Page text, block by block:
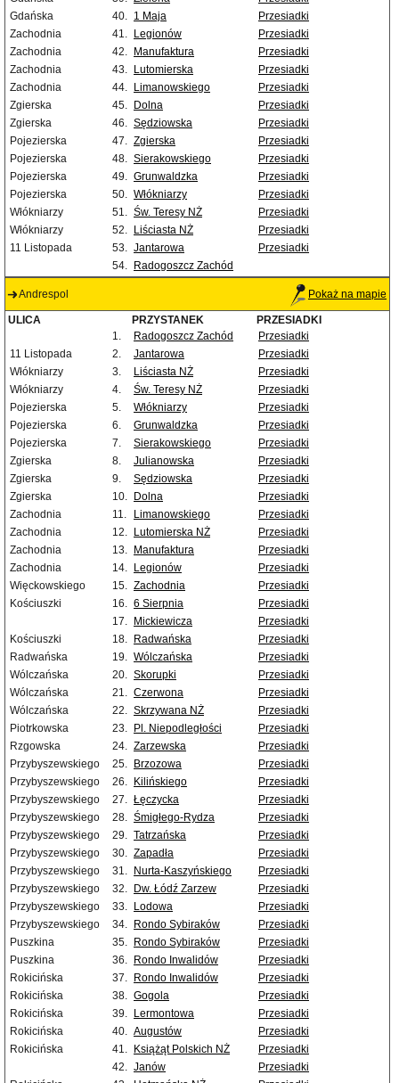
Gdańska
40. 1 Maja
Przesiadki
Zachodnia
41. Legionów
Przesiadki
Zachodnia
42. Manufaktura
Przesiadki
Zachodnia
43. Lutomierska
Przesiadki
Zachodnia
44. Limanowskiego
Przesiadki
Zgierska
45. Dolna
Przesiadki
Zgierska
46. Sędziowska
Przesiadki
Pojezierska
47. Zgierska
Przesiadki
Pojezierska
48. Sierakowskiego
Przesiadki
Pojezierska
49. Grunwaldzka
Przesiadki
Pojezierska
50. Włókniarzy
Przesiadki
Włókniarzy
51. Św. Teresy NŻ
Przesiadki
Włókniarzy
52. Liściasta NŻ
Przesiadki
11 Listopada
53. Jantarowa
Przesiadki
54.
Radogoszcz Zachód
Andrespol Pokaż na mapie
ULICA PRZYSTANEK
PRZESIADKI
1.
Radogoszcz Zachód
Przesiadki
11 Listopada
2. Jantarowa
Przesiadki
Włókniarzy
3. Liściasta NŻ
Przesiadki
Włókniarzy
4. Św. Teresy NŻ
Przesiadki
Pojezierska
5. Włókniarzy
Przesiadki
Pojezierska
6. Grunwaldzka
Przesiadki
Pojezierska
7. Sierakowskiego
Przesiadki
Zgierska
8. Julianowska
Przesiadki
Zgierska
9. Sędziowska
Przesiadki
Zgierska
10. Dolna
Przesiadki
Zachodnia
11. Limanowskiego
Przesiadki
Zachodnia
12. Lutomierska NŻ
Przesiadki
Zachodnia
13. Manufaktura
Przesiadki
Zachodnia
14. Legionów
Przesiadki
Więckowskiego
15. Zachodnia
Przesiadki
Kościuszki
16. 6 Sierpnia
Przesiadki
17.
Mickiewicza
Przesiadki
Kościuszki
18. Radwańska
Przesiadki
Radwańska
19. Wólczańska
Przesiadki
Wólczańska
20. Skorupki
Przesiadki
Wólczańska
21. Czerwona
Przesiadki
Wólczańska
22. Skrzywana NŻ
Przesiadki
Piotrkowska
23. Pl. Niepodległości
Przesiadki
Rzgowska
24. Zarzewska
Przesiadki
Przybyszewskiego
25. Brzozowa
Przesiadki
Przybyszewskiego
26. Kilińskiego
Przesiadki
Przybyszewskiego
27. Łęczycka
Przesiadki
Przybyszewskiego
28. Śmigłego-Rydza
Przesiadki
Przybyszewskiego
29. Tatrzańska
Przesiadki
Przybyszewskiego
30. Zapadła
Przesiadki
Przybyszewskiego
31. Nurta-Kaszyńskiego
Przesiadki
Przybyszewskiego
32. Dw. Łódź Zarzew
Przesiadki
Przybyszewskiego
33. Lodowa
Przesiadki
Przybyszewskiego
34. Rondo Sybiraków
Przesiadki
Puszkina
35. Rondo Sybiraków
Przesiadki
Puszkina
36. Rondo Inwalidów
Przesiadki
Rokicińska
37. Rondo Inwalidów
Przesiadki
Rokicińska
38. Gogola
Przesiadki
Rokicińska
39. Lermontowa
Przesiadki
Rokicińska
40. Augustów
Przesiadki
Rokicińska
41. Książąt Polskich NŻ
Przesiadki
42. Janów
Przesiadki